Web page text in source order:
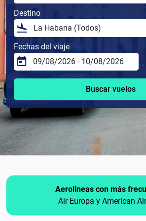
Destino
Fechas del viaje
Buscar vuelos
Aerolineas con más
Air Europa y American